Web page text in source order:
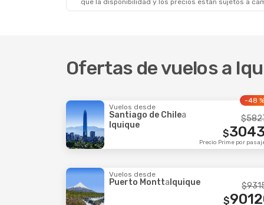
que la disponibilidad y los precios están sujetos a
Ofertas de vuelos a
Vuelos desde
Santiago de Chilea
Iquique
-48 %
$
$
Precio Prime por
Vuelos desde
Puerto Montta Iquique $
$